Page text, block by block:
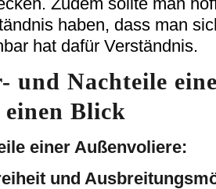
haben, dass man
hat dafür Verständnis.
und Nachteile
einen Blick
einer Außenvoliere:
und